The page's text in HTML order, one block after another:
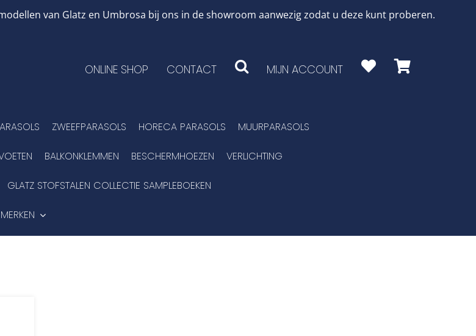
van Glatz en Umbrosa bij ons in de showroom aanwezig zodat u deze kunt proberen.
ONLINE SHOP CONTACT MIJN ACCOUNT
ZWEEFPARASOLS HORECA PARASOLS MUURPARASOLS
BALKONKLEMMEN BESCHERMHOEZEN VERLICHTING
GLATZ STOFSTALEN COLLECTIE SAMPLEBOEKEN